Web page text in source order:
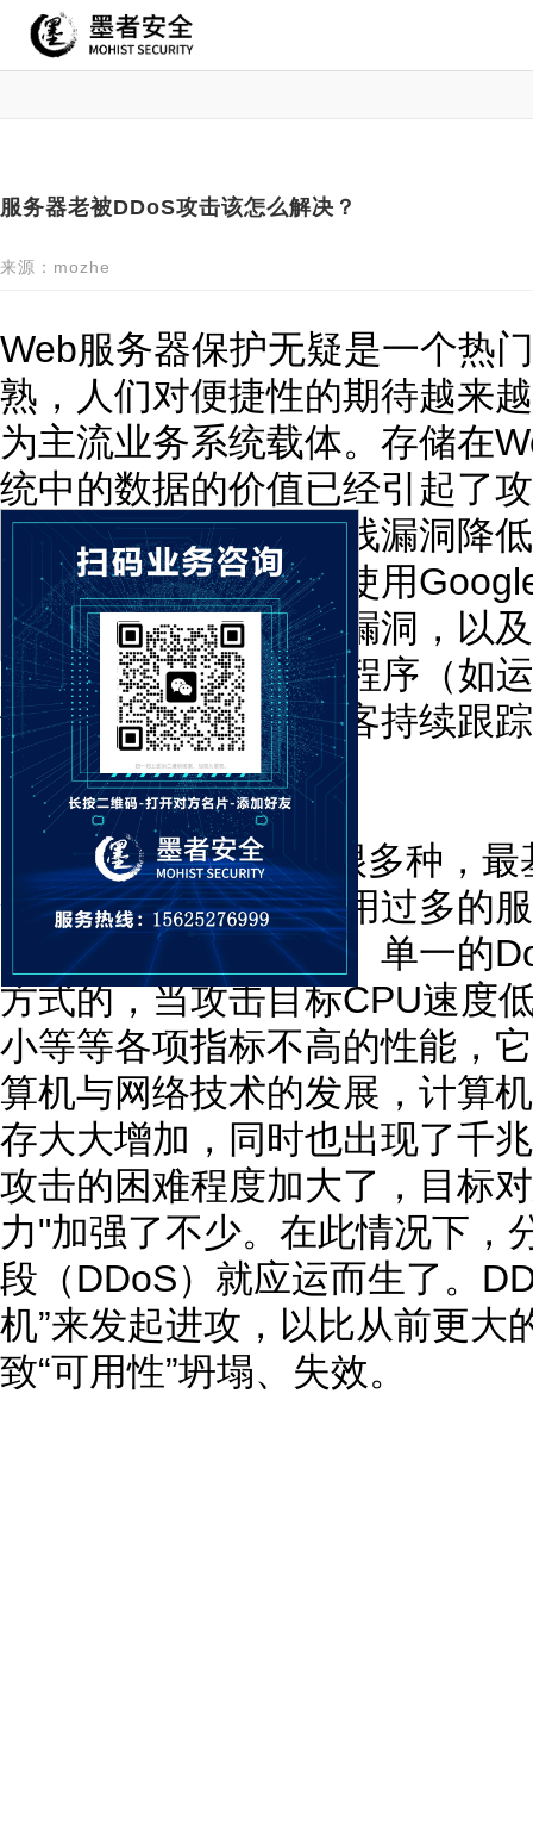
服务器老被DDoS攻击该怎么解决？
来源：mozhe
Web服务器保护无疑是一个热
熟，人们对便捷性的期待越来
为主流业务系统载体。存储在
统中的数据的价值已经引起了
攻击和攻击工具的在线漏洞降
攻击盲目和随机。如使用
与应用程序中已知的漏洞，以
对于重要的Web应用程序（如
说，总是有兴趣的黑客持续跟
DDoS攻击的危害：
DDoS的攻击方式有很多种，
合理的服务请求来占用过多的
无法得到服务的响应。单一的
方式的，当攻击目标CPU速度
小等等各项指标不高的性能，
算机与网络技术的发展，计算
存大大增加，同时也出现了千
攻击的困难程度加大了，目标
力"加强了不少。在此情况下，
段（DDoS）就应运而生了。
机”来发起进攻，以比从前更大
致“可用性”坍塌、失效。